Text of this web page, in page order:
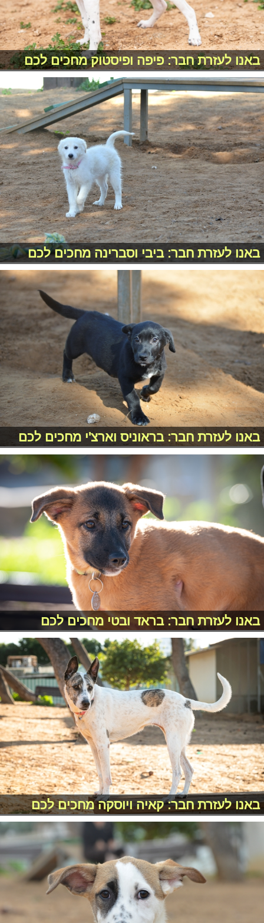
באנו לעזרת חבר: פיפה ופיסטוק מחכים לכם
באנו לעזרת חבר: ביבי וסברינה מחכים לכם
באנו לעזרת חבר: בראוניס וארצ'י מחכים לכם
באנו לעזרת חבר: בראד ובטי מחכים לכם
באנו לעזרת חבר: קאיה ויוסקה מחכים לכם